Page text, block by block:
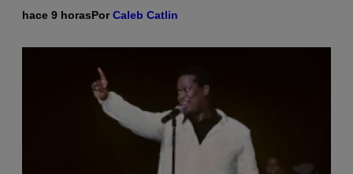
hace 9 horasPorCaleb Catlin